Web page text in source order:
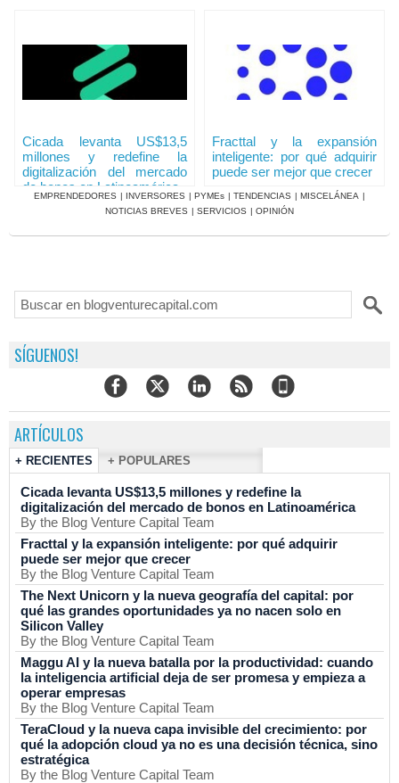
Cicada levanta US$13,5
millones y redefine la
digitalización del mercado
de bonos en Latinoamérica
Fracttal y la expansión
inteligente: por qué adquirir
puede ser mejor que crecer
EMPRENDEDORES | INVERSORES | PYMEs | TENDENCIAS | MISCELÁNEA |
NOTICIAS BREVES | SERVICIOS | OPINIÓN
SÍGUENOS!
ARTÍCULOS
+ RECIENTES + POPULARES
Cicada levanta US$13,5 millones y redefine la
digitalización del mercado de bonos en Latinoamérica
By the Blog Venture Capital Team
Fracttal y la expansión inteligente: por qué adquirir
puede ser mejor que crecer
By the Blog Venture Capital Team
The Next Unicorn y la nueva geografía del capital: por
qué las grandes oportunidades ya no nacen solo en
Silicon Valley
By the Blog Venture Capital Team
Maggu AI y la nueva batalla por la productividad: cuando
la inteligencia artificial deja de ser promesa y empieza a
operar empresas
By the Blog Venture Capital Team
TeraCloud y la nueva capa invisible del crecimiento: por
qué la adopción cloud ya no es una decisión técnica, sino
estratégica
By the Blog Venture Capital Team